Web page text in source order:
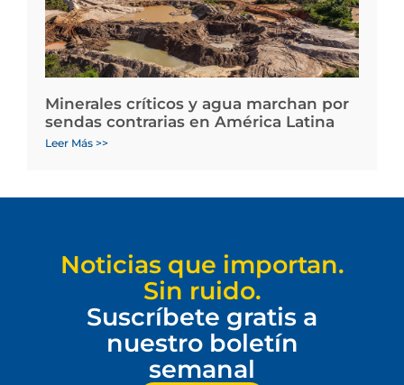
Minerales críticos y agua marchan por
sendas contrarias en América Latina
Leer Más >>
Noticias que importan.
Sin ruido.
Suscríbete gratis a
nuestro boletín
semanal